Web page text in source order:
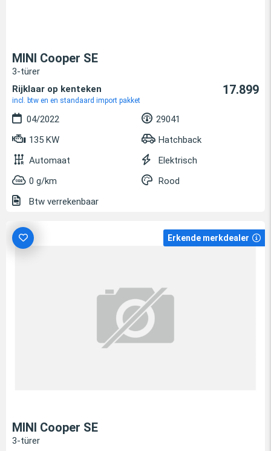
MINI Cooper SE
3-türer
Rijklaar op kenteken
incl. btw en en standaard import pakket
17.899
04/2022
29041
135 KW
Hatchback
Automaat
Elektrisch
0 g/km
Rood
Btw verrekenbaar
Erkende merkdealer
MINI Cooper SE
3-türer